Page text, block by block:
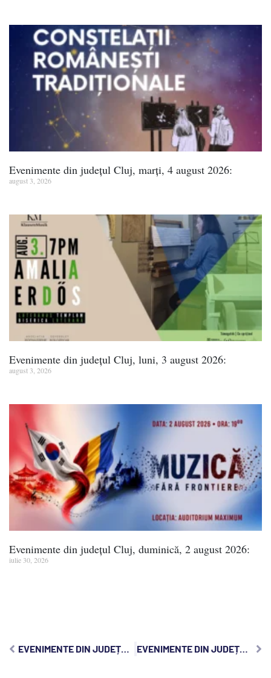
Evenimente din județul Cluj, marți, 4 august 2026:
august 3, 2026
Evenimente din județul Cluj, luni, 3 august 2026:
august 3, 2026
Evenimente din județul Cluj, duminică, 2 august 2026:
iulie 30, 2026
EVENIMENTE DIN JUDEȚUL CLUJ MARȚI, 11 IUNIE 2024: EVENIMENTE DIN JUDEȚUL CLUJ, JOI, 13 IUNIE 2024: